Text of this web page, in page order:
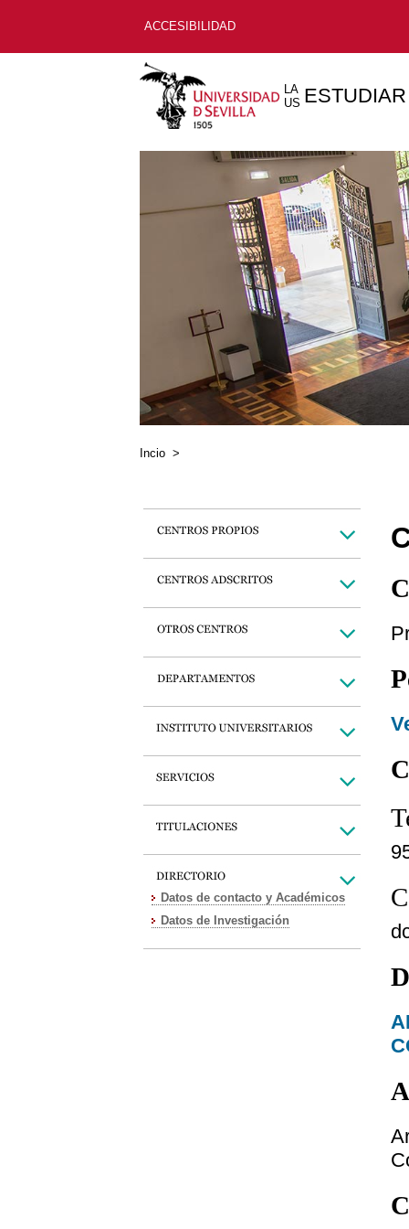
ACCESIBILIDAD
LA
US ESTUDIAR
Incio >
Datos de contacto y Académicos
Datos de Investigación